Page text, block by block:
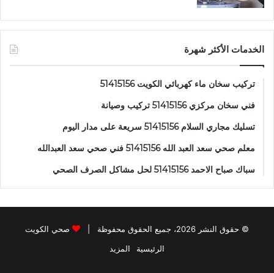
الخدمات الأكثر شهرة
تركيب سخان ماء كهربائي الكويت 51415156
فني سخان مركزي 51415156 تركيب وصيانة
تسليك مجاري السلام 51415156 سريعة على مدار اليوم
معلم صحي سعد العبد الله 51415156 فني صحي سعد العبدالله
سباك صباح الاحمد 51415156 لحل مشاكل الصرف الصحي
© حقوق النشر 2026، جميع الحقوق محفوظة |
صحي الكويت
الرئيسية
المزيد